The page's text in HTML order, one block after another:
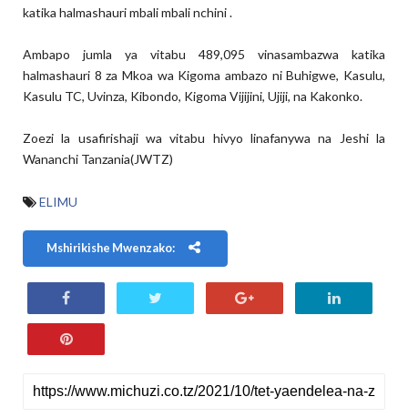
katika halmashauri mbali mbali nchini .
Ambapo jumla ya vitabu 489,095 vinasambazwa katika
halmashauri 8 za Mkoa wa Kigoma ambazo ni Buhigwe, Kasulu,
Kasulu TC, Uvinza, Kibondo, Kigoma Vijijini, Ujiji, na Kakonko.
Zoezi la usafirishaji wa vitabu hivyo linafanywa na Jeshi la
Wananchi Tanzania(JWTZ)
ELIMU
Mshirikishe Mwenzako: